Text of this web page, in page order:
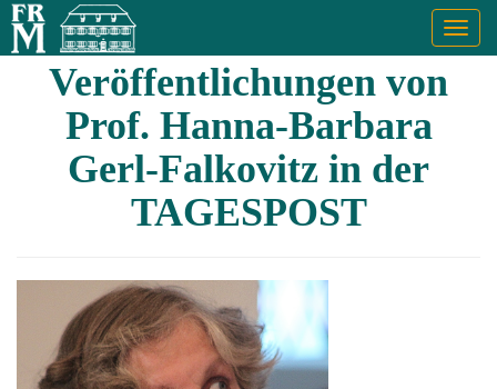
Veröffentlichungen von
Prof. Hanna-Barbara
Gerl-Falkovitz in der
TAGESPOST